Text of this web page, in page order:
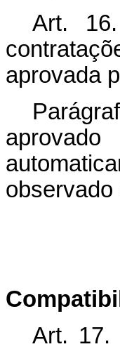
Art.
aprovada
observado
Art. 17.